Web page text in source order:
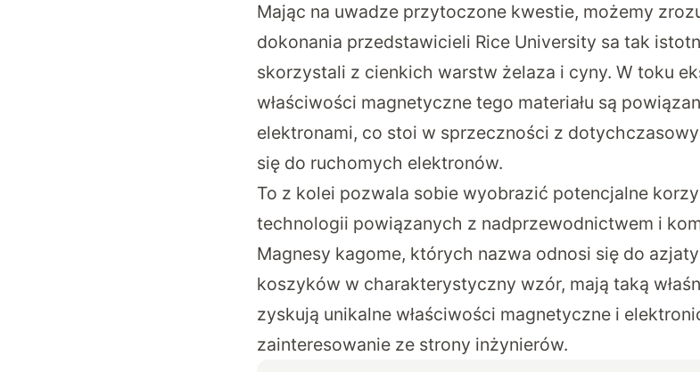
Mając na uwadze przytoczone kwestie, możemy
dokonania przedstawicieli Rice University sa tak
skorzystali z cienkich warstw żelaza i cyny. W toku
właściwości magnetyczne tego materiału są
elektronami, co stoi w sprzeczności z
się do ruchomych elektronów.
To z kolei pozwala sobie wyobrazić potencjalne
technologii powiązanych z nadprzewodnictwem i
Magnesy kagome, których nazwa odnosi się do
koszyków w charakterystyczny wzór, mają taką
zyskują unikalne właściwości magnetyczne i
zainteresowanie ze strony inżynierów.